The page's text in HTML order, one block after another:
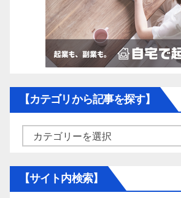
【カテゴリから記事を探す】
【カ
ゴ
【サイト内検索】